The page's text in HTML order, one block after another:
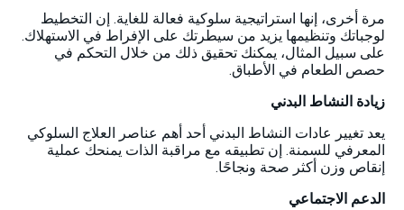
مرة أخرى، إنها استراتيجية سلوكية فعالة للغاية. إن التخطيط
لوجباتك وتنظيمها يزيد من سيطرتك على الإفراط في الاستهلاك.
على سبيل المثال، يمكنك تحقيق ذلك من خلال التحكم في
حصص الطعام في الأطباق.
زيادة النشاط البدني
يعد تغيير عادات النشاط البدني أحد أهم عناصر العلاج السلوكي
المعرفي للسمنة. إن تطبيقه مع مراقبة الذات يمنحك عملية
إنقاص وزن أكثر صحة ونجاحًا.
الدعم الاجتماعي